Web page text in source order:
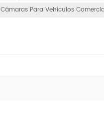
Cámaras Para Vehículos